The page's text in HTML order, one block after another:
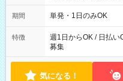
～21：00
期間 単発・1日のみOK
特徴
週1日からOK / 日払い
募集
気になる！